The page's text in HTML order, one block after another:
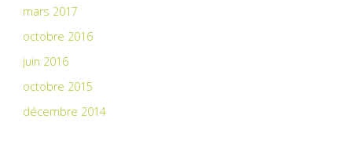
mars 2017
octobre 2016
juin 2016
octobre 2015
décembre 2014